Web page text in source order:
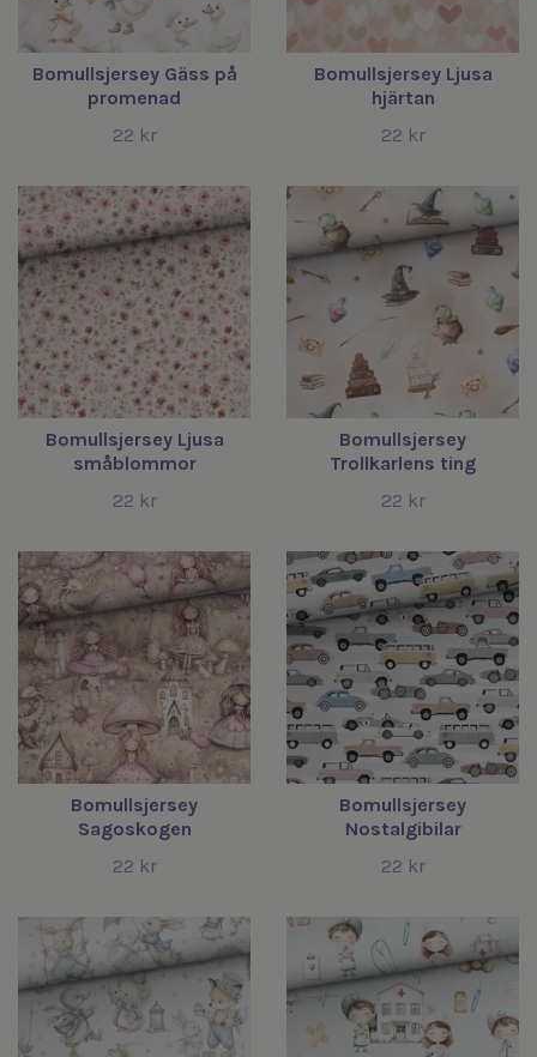
Bomullsjersey Gäss på
promenad
22 kr
Bomullsjersey Ljusa
hjärtan
22 kr
Bomullsjersey Ljusa
småblommor
22 kr
Bomullsjersey
Trollkarlens ting
22 kr
Bomullsjersey
Sagoskogen
22 kr
Bomullsjersey
Nostalgibilar
22 kr